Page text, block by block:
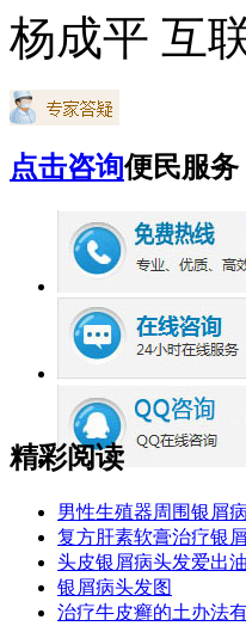
杨成平 互
点击咨询便民服务
精彩阅读
男性生殖器周围银屑病
复方肝素软膏治疗银
头皮银屑病头发爱出
银屑病头发图
治疗牛皮癣的土办法